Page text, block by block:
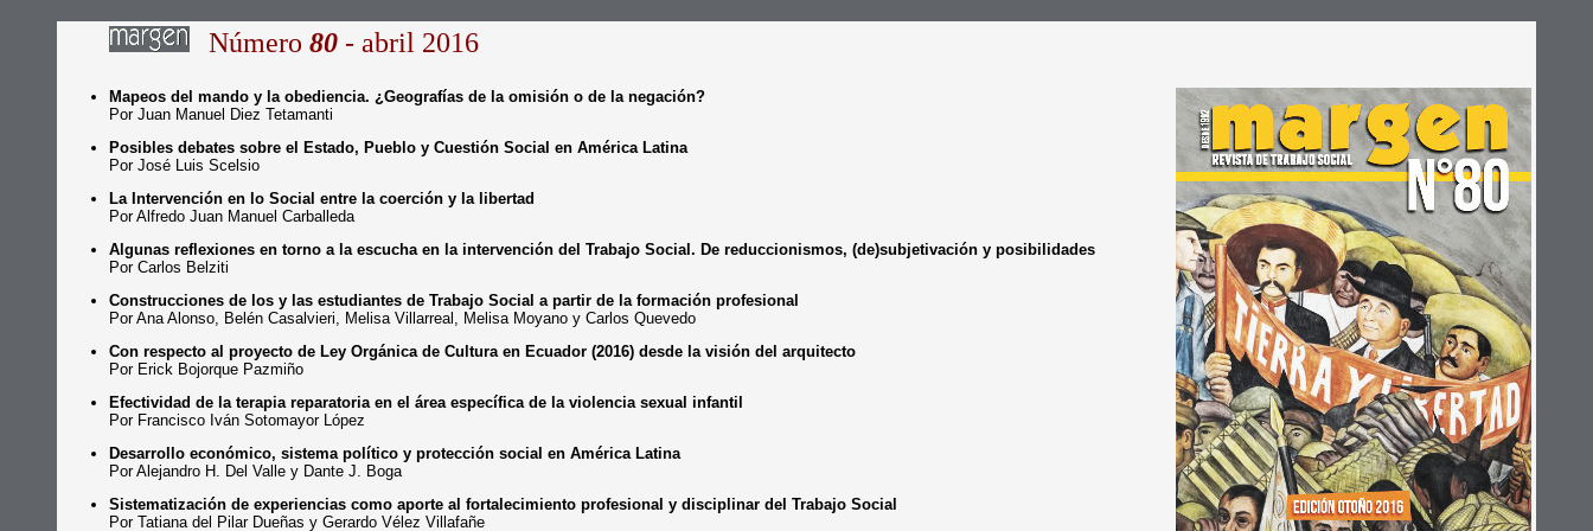
Número 80 - abril 2016
Mapeos del mando y la obediencia. ¿Geografías de la omisión o de la negación?
Por Juan Manuel Diez Tetamanti
Posibles debates sobre el Estado, Pueblo y Cuestión Social en América Latina
Por José Luis Scelsio
La Intervención en lo Social entre la coerción y la libertad
Por Alfredo Juan Manuel Carballeda
Algunas reflexiones en torno a la escucha en la intervención del Trabajo Social. De reduccionismos, (de)subjetivación y posibilidades
Por Carlos Belziti
Construcciones de los y las estudiantes de Trabajo Social a partir de la formación profesional
Por Ana Alonso, Belén Casalvieri, Melisa Villarreal, Melisa Moyano y Carlos Quevedo
Con respecto al proyecto de Ley Orgánica de Cultura en Ecuador (2016) desde la visión del arquitecto
Por Erick Bojorque Pazmiño
Efectividad de la terapia reparatoria en el área específica de la violencia sexual infantil
Por Francisco Iván Sotomayor López
Desarrollo económico, sistema político y protección social en América Latina
Por Alejandro H. Del Valle y Dante J. Boga
Sistematización de experiencias como aporte al fortalecimiento profesional y disciplinar del Trabajo Social
Por Tatiana del Pilar Dueñas y Gerardo Vélez Villafañe